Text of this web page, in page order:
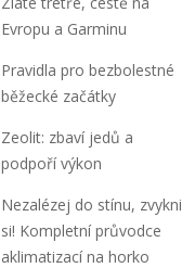
Evropu a Garminu
Pravidla pro bezbolestné
běžecké začátky
Zeolit: zbaví jedů a
podpoří výkon
Nezalézej do stínu, zvykni
si! Kompletní průvodce
aklimatizací na horko